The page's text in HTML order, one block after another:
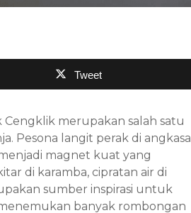
Tweet
merupakan salah satu
Pesona langit perak di angkasa
magnet kuat yang
di karamba, cipratan air di
sumber inspirasi untuk
banyak rombongan